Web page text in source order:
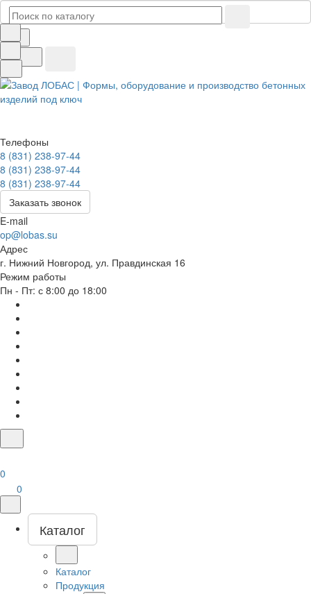
Телефоны
8 (831) 238-97-44
8 (831) 238-97-44
8 (831) 238-97-44
Заказать звонок
E-mail
op@lobas.su
Адрес
г. Нижний Новгород, ул. Правдинская 16
Режим работы
Пн - Пт: с 8:00 до 18:00
0
0
Каталог
Каталог
Продукция